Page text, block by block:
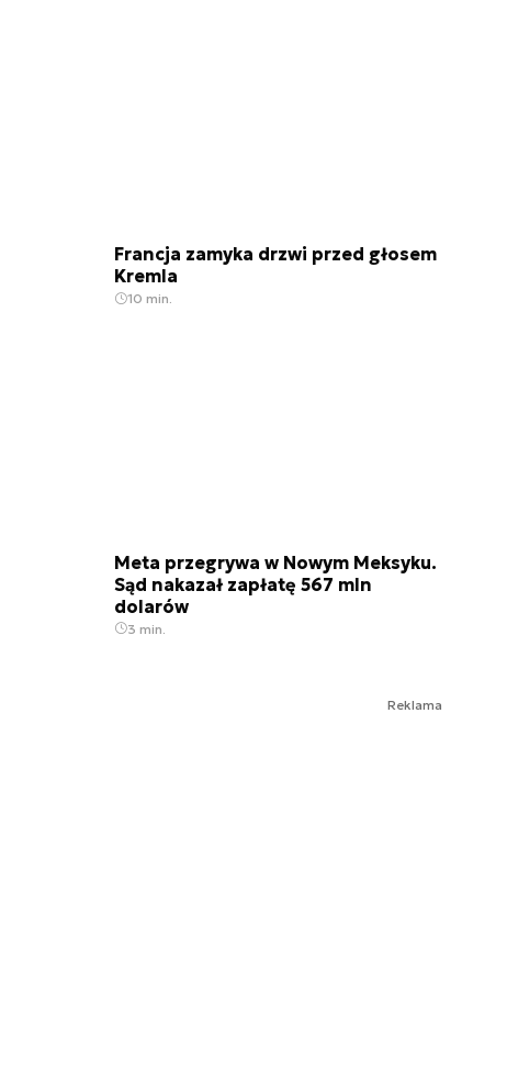
Francja zamyka drzwi przed głosem
Kremla
10 min.
Meta przegrywa w Nowym Meksyku.
Sąd nakazał zapłatę 567 mln
dolarów
3 min.
Reklama